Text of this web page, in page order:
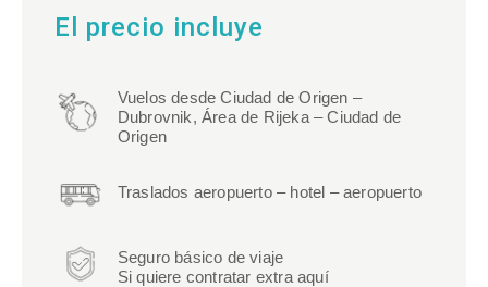
El precio incluye
Vuelos desde Ciudad de Origen –
Dubrovnik, Área de Rijeka – Ciudad de
Origen
Traslados aeropuerto – hotel – aeropuerto
Seguro básico de viaje
Si quiere contratar extra aquí